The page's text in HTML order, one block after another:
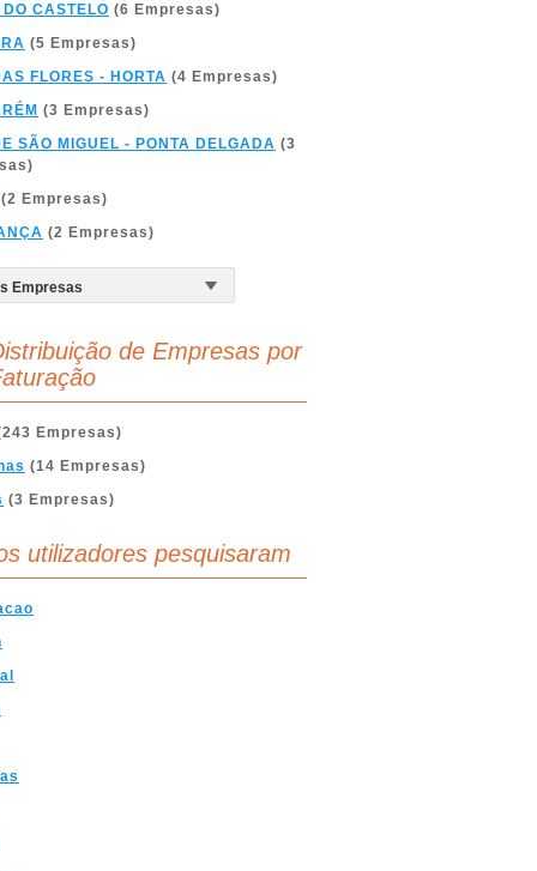
CASTELO (6 Empresas)
(5 Empresas)
FLORES - HORTA (4 Empresas)
(3 Empresas)
SÃO MIGUEL - PONTA DELGADA (3
(2 Empresas)
(2 Empresas)
de Empresas por
Empresas)
(14 Empresas)
(3 Empresas)
utilizadores pesquisaram